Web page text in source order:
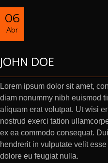
06
Abr
JOHN DOE
Lorem ipsum dolor sit amet,
diam nonummy nibh euismod
aliquam erat volutpat. Ut wisi
nostrud exerci tation
ex ea commodo consequat.
hendrerit in vulputate velit
dolore eu feugiat nulla.